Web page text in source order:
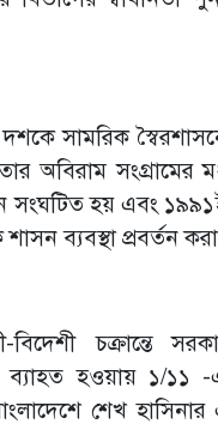
সামরিক
অবিরাম সংগ্রামের
সংঘটিত হয় এবং
শাসন ব্যবস্থা প্রবর্তন
চক্রান্তে
ব্যাহত হওয়ায় ১/১১
শেখ